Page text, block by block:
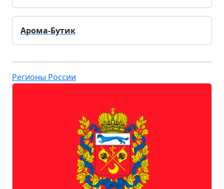
Арома-Бутик
Регионы России